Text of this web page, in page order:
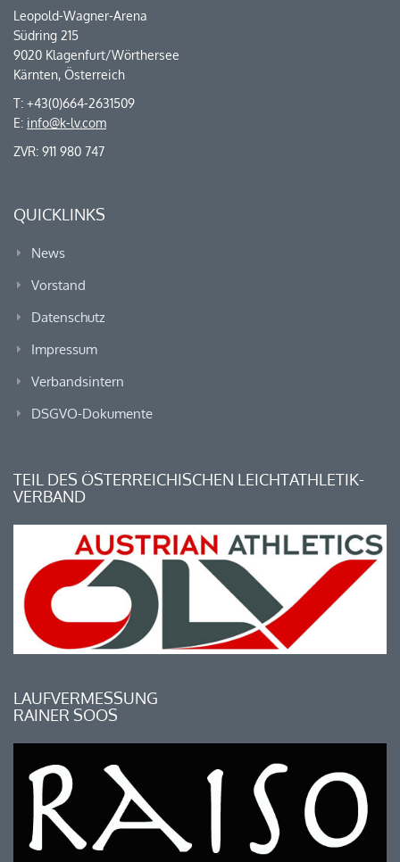
Leopold-Wagner-Arena
Südring 215
9020 Klagenfurt/Wörthersee
Kärnten, Österreich
T: +43(0)664-2631509
E: info@k-lv.com
ZVR: 911 980 747
QUICKLINKS
News
Vorstand
Datenschutz
Impressum
Verbandsintern
DSGVO-Dokumente
TEIL DES ÖSTERREICHISCHEN LEICHTATHLETIK-
VERBAND
LAUFVERMESSUNG
RAINER SOOS